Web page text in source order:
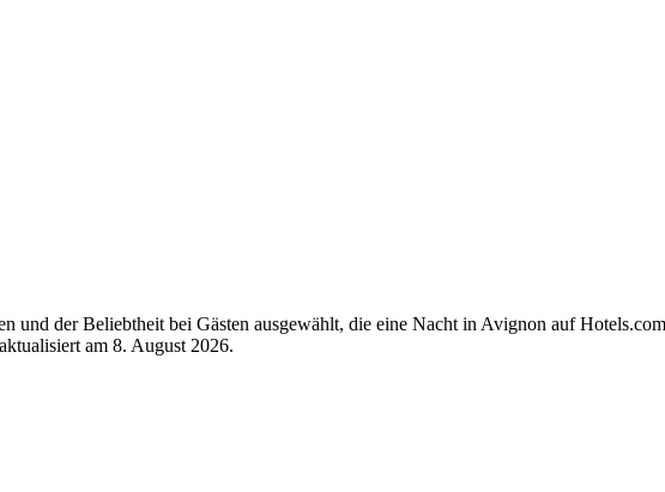
und der Beliebtheit bei Gästen ausgewählt, die eine Nacht in Avignon auf
am 8. August 2026.